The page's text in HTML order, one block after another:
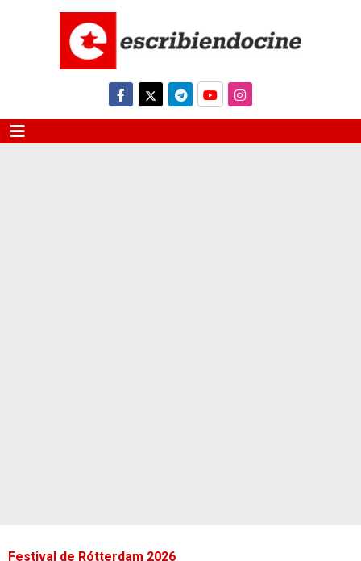
Festival de Rótterdam 2026